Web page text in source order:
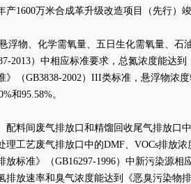
产1600万米合成革升级改造项目（先行）
浮物、化学需氧量、五日生化需氧量、石
2013）中相应标准要求，总氮浓度能达
（GB3838-2002）III类标准，悬浮物浓
和95.58%。
配料间废气排放口和精馏回收尾气排放口
工艺废气排放口中的DMF、VOCs排放
标准》（GB16297-1996）中新污染源
排放速率和臭气浓度能达到《恶臭污染物